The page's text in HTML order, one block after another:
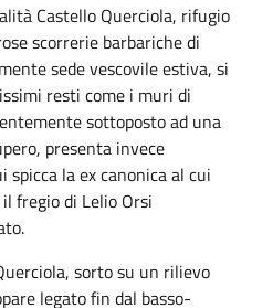
Castello Querciola, rifugio
scorrerie barbariche di
sede vescovile estiva, si
resti come i muri di
sottoposto ad una
presenta invece
la ex canonica al cui
fregio di Lelio Orsi
sorto su un rilievo
legato fin dal basso-